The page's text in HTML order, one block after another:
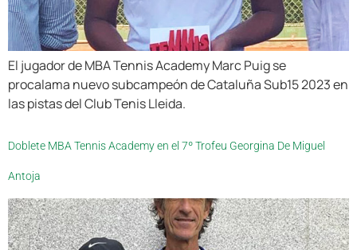
El jugador de MBA Tennis Academy Marc Puig se
procalama nuevo subcampeón de Cataluña Sub15 2023 en
las pistas del Club Tenis Lleida.
Doblete MBA Tennis Academy en el 7º Trofeu Georgina De Miguel
Antoja